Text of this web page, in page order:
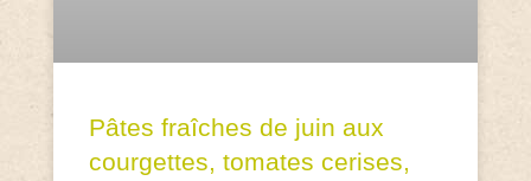
Pâtes fraîches de juin aux
courgettes, tomates cerises,